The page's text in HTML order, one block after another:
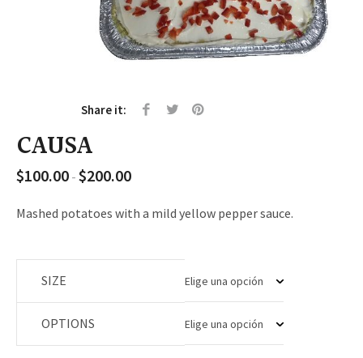
Share it:
CAUSA
$100.00 - $200.00Rango
precios:
Mashed potatoes with a mild yellow pepper sauce.
SIZE
OPTIONS